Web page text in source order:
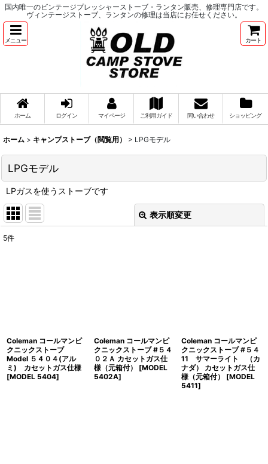
国内唯一のビンテージプレッシャーストーブ・ランタン販売、修理専門店です。
ヴィンテージストーブ、ランタンの修理は当店にお任せください。
メニュー カート
ホーム ログイン マイページ ご利用ガイド 問い合わせ ショッピング
ホーム > キャンプストーブ（閲覧用） > LPGモデル
LPGモデル
LPガスを使うストーブです
表示順変更
5件
Coleman コールマンピ
クニックストーブ
Model ５４０４(アル
ミ) カセットガス仕様
[MODEL 5404]
Coleman コールマンピ
クニックストーブ #５４
０２Ａ カセットガス仕
様（元箱付）
[MODEL
5402A]
Coleman コールマンピ
クニックストーブ #５４
11 サマーライト （カ
ナダ） カセットガス仕
様（元箱付）
[MODEL
5411]